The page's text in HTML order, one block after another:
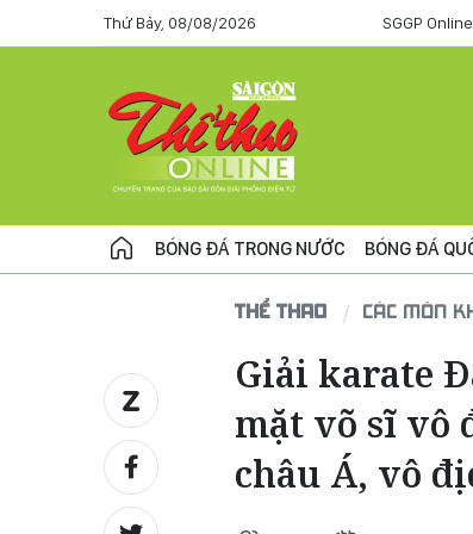
Thứ Bảy, 08/08/2026 SGGP Online
BÓNG ĐÁ TRONG NƯỚC BÓNG ĐÁ
THỂ THAO CÁC MÔN
Giải karate
mặt võ sĩ vô
châu Á, vô